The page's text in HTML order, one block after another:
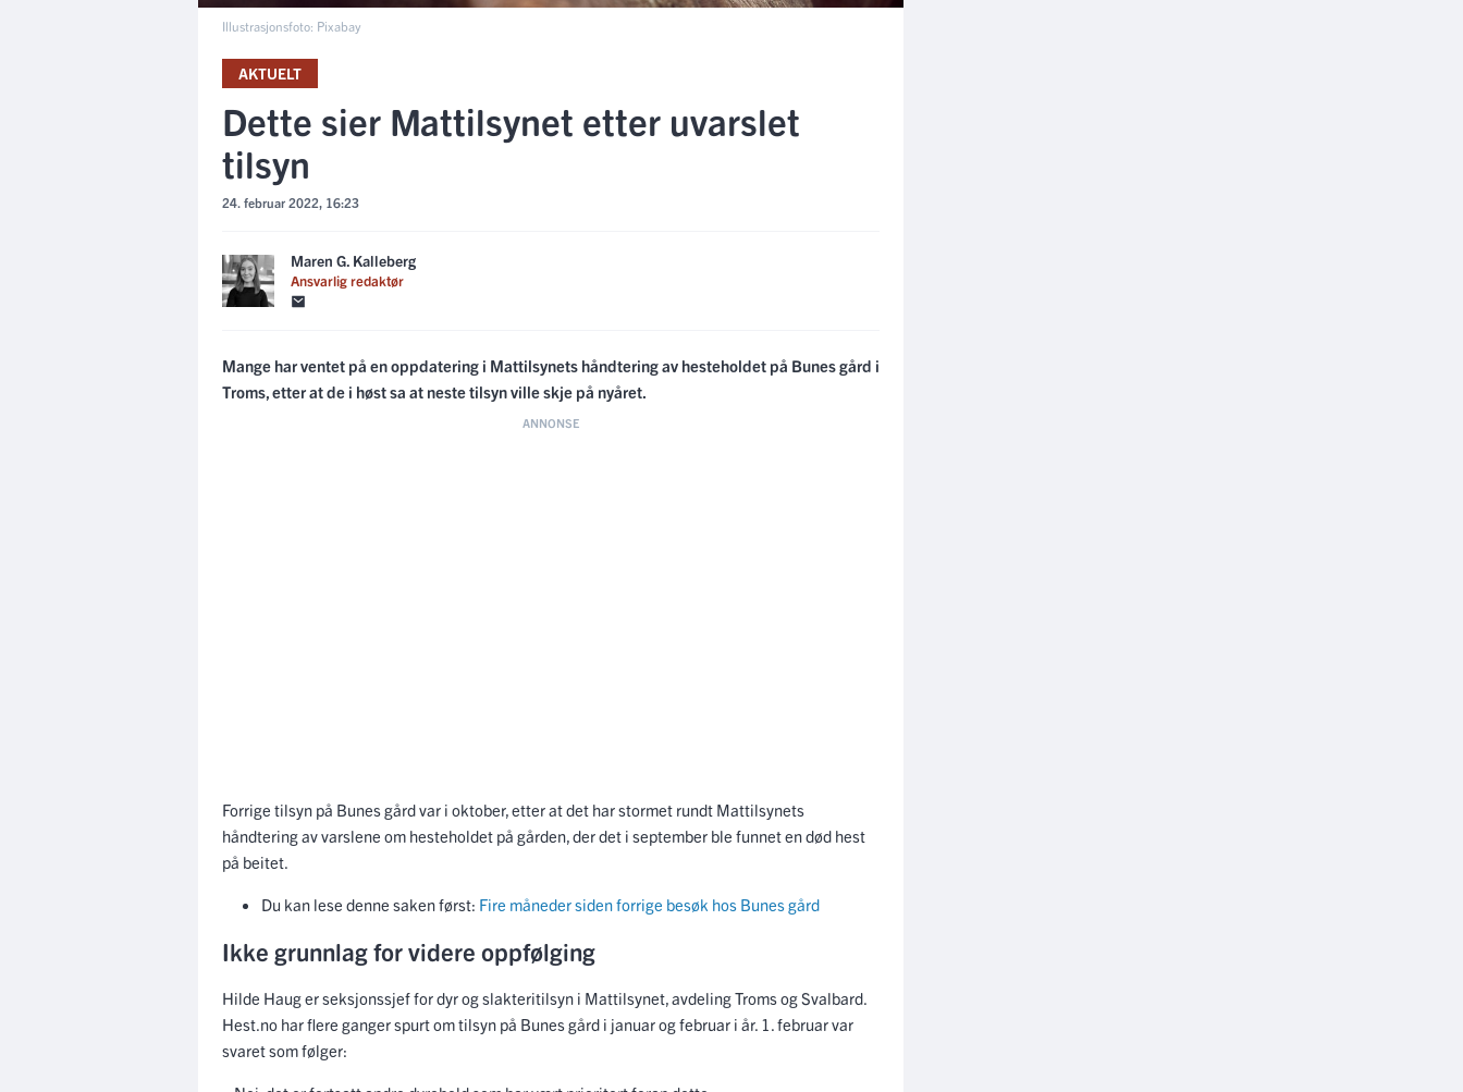
Illustrasjonsfoto: Pixabay
AKTUELT
Dette sier Mattilsynet etter uvarslet
tilsyn
24. februar 2022, 16:23
Maren G. Kalleberg
Ansvarlig redaktør
Mange har ventet på en oppdatering i Mattilsynets håndtering av hesteholdet på Bunes gård i
Troms, etter at de i høst sa at neste tilsyn ville skje på nyåret.
Forrige tilsyn på Bunes gård var i oktober, etter at det har stormet rundt Mattilsynets
håndtering av varslene om hesteholdet på gården, der det i september ble funnet en død hest
på beitet.
Du kan lese denne saken først: Fire måneder siden forrige besøk hos Bunes gård
Ikke grunnlag for videre oppfølging
Hilde Haug er seksjonssjef for dyr og slakteritilsyn i Mattilsynet, avdeling Troms og Svalbard.
Hest.no har flere ganger spurt om tilsyn på Bunes gård i januar og februar i år. 1. februar var
svaret som følger: